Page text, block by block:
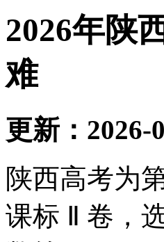
2026年陕
难
更新：2026-
陕西高考为
课标 Ⅱ 卷，